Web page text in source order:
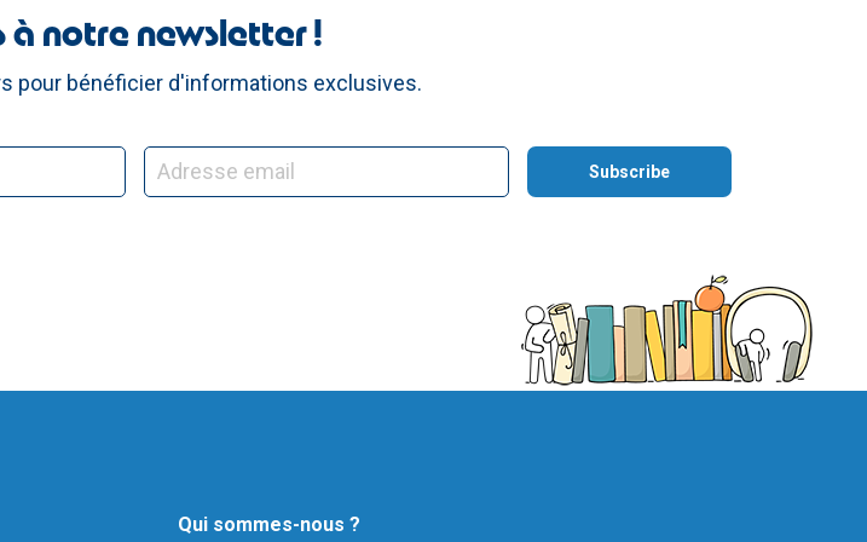
à notre newsletter !
pour bénéficier d'informations exclusives.
Qui sommes-nous ?